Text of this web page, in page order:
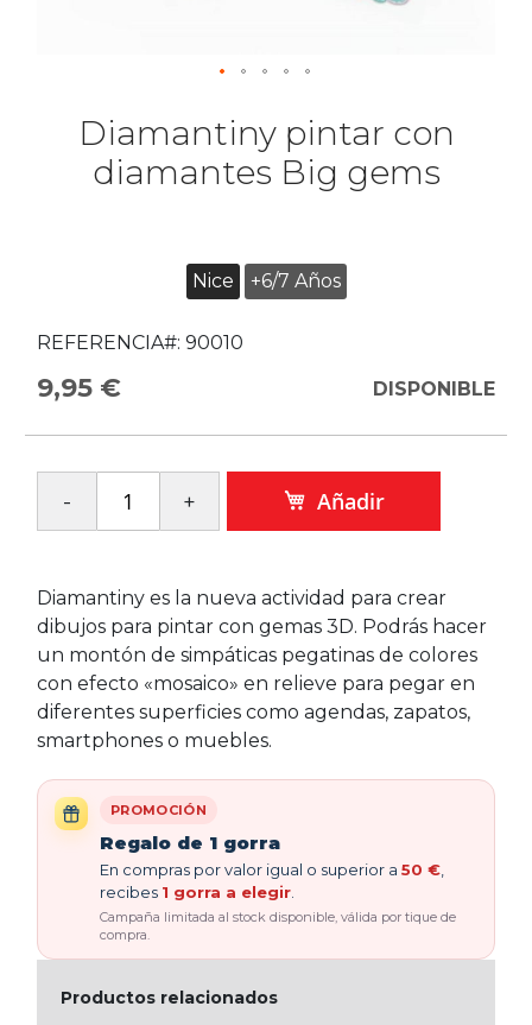
Diamantiny pintar con
diamantes Big gems
Nice +6/7 Años
REFERENCIA#: 90010
9,95 € DISPONIBLE
Añadir
Diamantiny es la nueva actividad para crear
dibujos para pintar con gemas 3D. Podrás hacer
un montón de simpáticas pegatinas de colores
con efecto «mosaico» en relieve para pegar en
diferentes superficies como agendas, zapatos,
smartphones o muebles.
PROMOCIÓN
Regalo de 1 gorra
En compras por valor igual o superior a 50 €
recibes 1 gorra a elegir
Campaña limitada al stock disponible, válida por tique de
compra.
Productos relacionados